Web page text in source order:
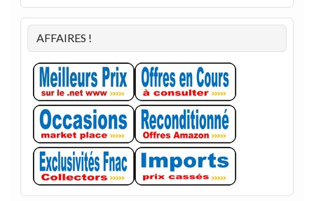
AFFAIRES !